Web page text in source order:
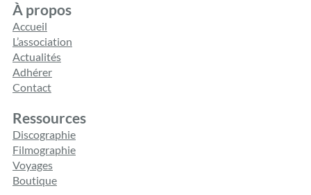
À propos
Accueil
L’association
Actualités
Adhérer
Contact
Ressources
Discographie
Filmographie
Voyages
Boutique